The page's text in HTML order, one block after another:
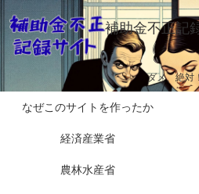
補助金不正記
ダメ、絶対
なぜこのサイトを作ったか
経済産業省
農林水産省